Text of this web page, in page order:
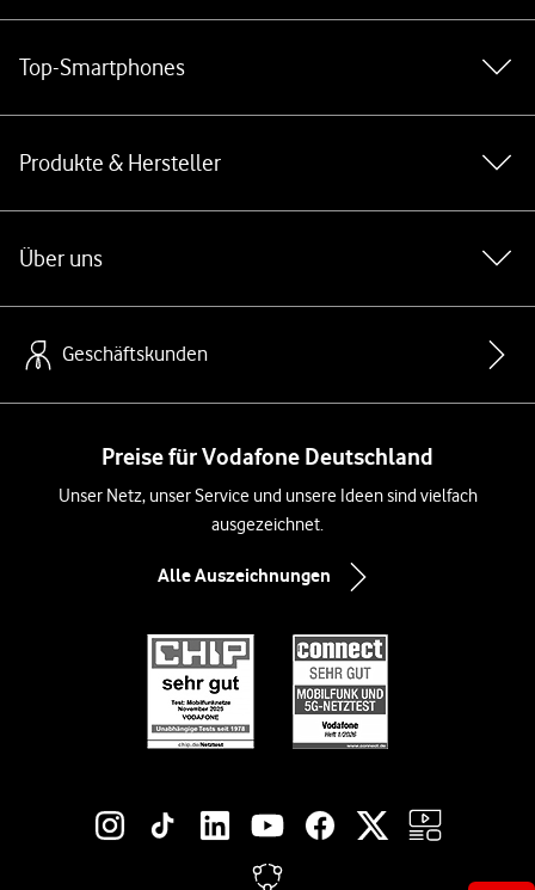
Top-Smartphones
Produkte & Hersteller
Über uns
Geschäftskunden
Preise für Vodafone Deutschland
Unser Netz, unser Service und unsere Ideen sind vielfach
ausgezeichnet.
Alle Auszeichnungen
Social-Media-Links